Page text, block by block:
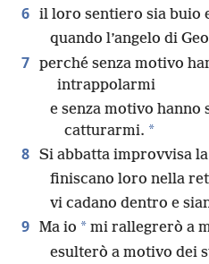
6 il loro sentiero sia buio
quando l’angelo di
7 perché senza motivo
intrappolarmi
e senza motivo hanno
catturarmi. *
8 Si abbatta improvvisa
finiscano loro nella
vi cadano dentro e
9 Ma io * mi rallegrerò a
esulterò a motivo dei